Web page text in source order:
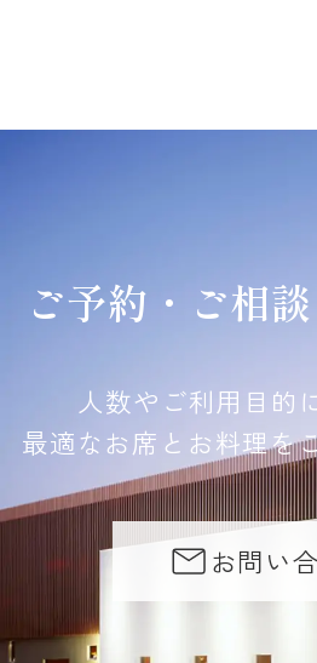
ご予約・ご相
人数やご利用目的
最適なお席とお料理を
お問い